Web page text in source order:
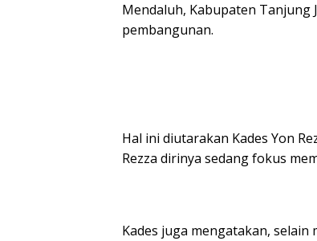
Mendaluh, Kabupaten Tanjung
pembangunan.
Hal ini diutarakan Kades Yon
Rezza dirinya sedang fokus
Kades juga mengatakan,